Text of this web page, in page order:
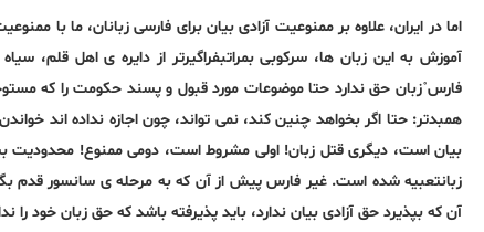
اما در ایران، علاوه بر ممنوعیت آزادی بیان برای فارسی زبانان، ما با
آموزش به این زبان ها، سرکوبی بمراتبفراگیرتر از دایره ی اهل قلم،
فارسﹾزبان حق ندارد حتا موضوعات مورد قبول و پسند حکومت را که
همبدتر: حتا اگر بخواهد چنین کند، نمی تواند، چون اجازه نداده اند
بیان است، دیگری قتل زبان! اولی مشروط است، دومی ممنوع! محدودیت
زبانتعبیه شده است. غیر فارس پیش از آن که به مرحله ی سانسور قدم
آن که بپذیرد حق آزادی بیان ندارد، باید پذیرفته باشد که حق زبان خود را